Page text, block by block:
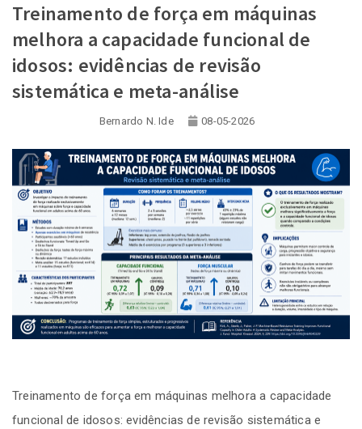
Treinamento de força em máquinas
melhora a capacidade funcional de
idosos: evidências de revisão
sistemática e meta-análise
Bernardo N. Ide 08-05-2026
Treinamento de força em máquinas melhora a capacidade
funcional de idosos: evidências de revisão sistemática e